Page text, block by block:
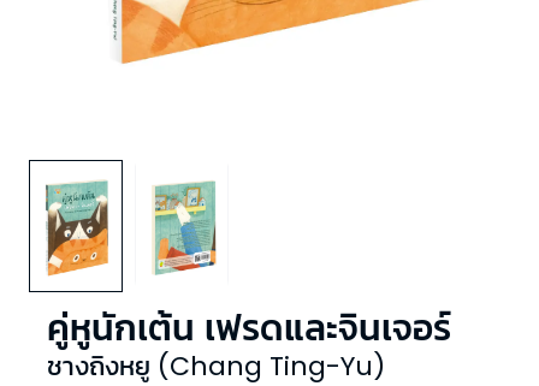
คู่หูนักเต้น เฟรดและจินเจอร์
ชางถิงหยู (Chang Ting-Yu)